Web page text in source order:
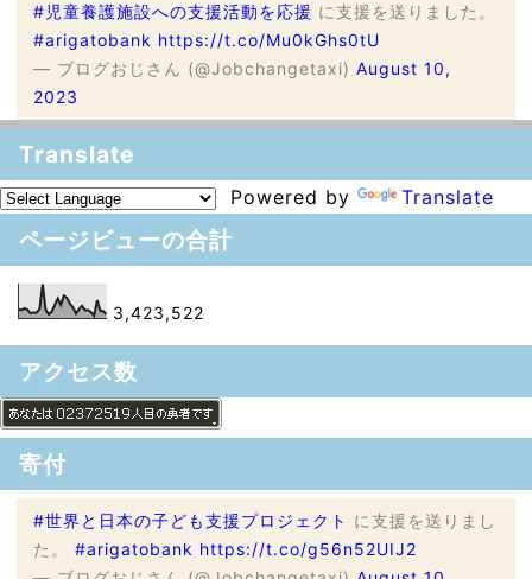
#児童養護施設への支援活動を応援 に支援を送りました。
#arigatobank https://t.co/Mu0kGhs0tU
— ブログおじさん (@Jobchangetaxi) August 10,
2023
Translate
Powered by Translate
ページビューの合計
3,423,522
アクセス数
寄付
#世界と日本の子ども支援プロジェクト に支援を送りまし
た。 #arigatobank https://t.co/g56n52UIJ2